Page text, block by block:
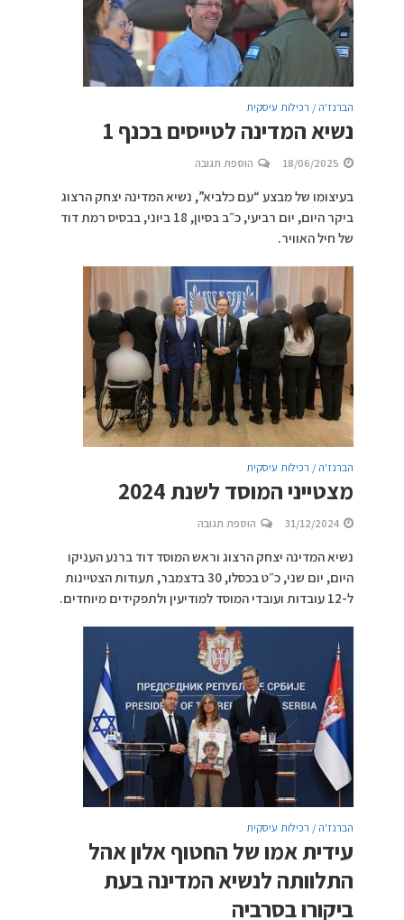
הברנז'ה / רכילות עיסקית
נשיא המדינה לטייסים בכנף 1
18/06/2025 הוספת תגובה
בעיצומו של מבצע “עם כלביא”, נשיא המדינה יצחק הרצוג
ביקר היום, יום רביעי, כ״ב בסיון, 18 ביוני, בבסיס רמת דוד
של חיל האוויר.
הברנז'ה / רכילות עיסקית
מצטייני המוסד לשנת 2024
31/12/2024 הוספת תגובה
נשיא המדינה יצחק הרצוג וראש המוסד דוד ברנע העניקו
היום, יום שני, כ״ט בכסלו, 30 בדצמבר, תעודות הצטיינות
ל-12 עובדות ועובדי המוסד למודיעין ולתפקידים מיוחדים.
הברנז'ה / רכילות עיסקית
עידית אמו של החטוף אלון אהל
התלוותה לנשיא המדינה בעת
ביקורו בסרביה